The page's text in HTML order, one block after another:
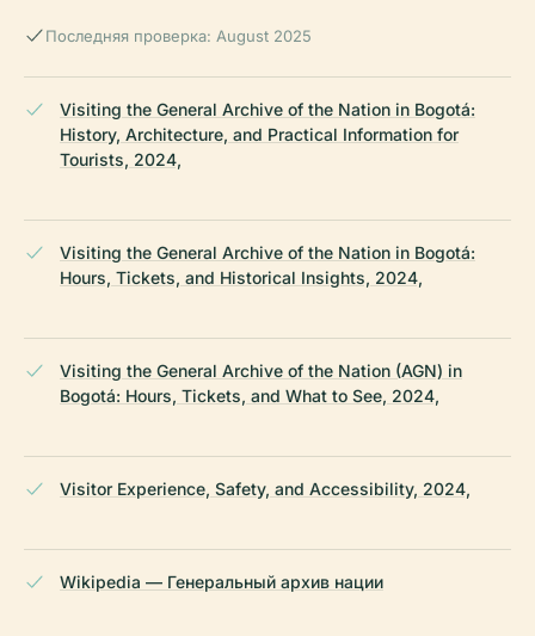
Последняя проверка: August 2025
Visiting the General Archive of the Nation in Bogotá:
History, Architecture, and Practical Information for
Tourists, 2024,
Visiting the General Archive of the Nation in Bogotá:
Hours, Tickets, and Historical Insights, 2024,
Visiting the General Archive of the Nation (AGN) in
Bogotá: Hours, Tickets, and What to See, 2024,
Visitor Experience, Safety, and Accessibility, 2024,
Wikipedia — Генеральный архив нации